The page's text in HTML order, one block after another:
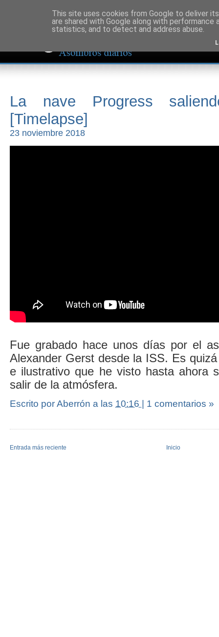
La nave Progress
[Timelapse]
23 noviembre 2018
Fue grabado hace unos días por el
Alexander Gerst desde la ISS. Es
e ilustrativo que he visto hasta ahora
salir de la atmósfera.
Escrito por Aberrón a las 10:16 | 1 comentarios »
Entrada más reciente Inicio
This site uses cookies from Google to deliver
are shared with Google along with
statistics, and to detect and address abuse.